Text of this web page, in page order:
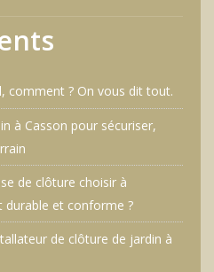
comment ? On vous dit tout.
à Casson pour sécuriser,
de clôture choisir à
durable et conforme ?
de clôture de jardin à